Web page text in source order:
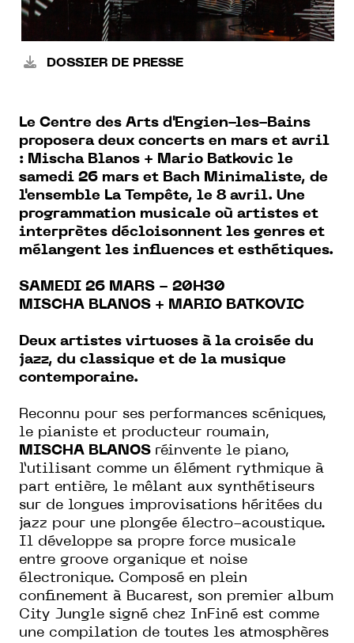
DOSSIER DE PRESSE
Le Centre des Arts d'Engien-les-Bains
proposera deux concerts en mars et avril
: Mischa Blanos + Mario Batkovic le
samedi 26 mars et Bach Minimaliste, de
l'ensemble La Tempête, le 8 avril. Une
programmation musicale où artistes et
interprètes décloisonnent les genres et
mélangent les influences et esthétiques.
SAMEDI 26 MARS - 20H30
MISCHA BLANOS + MARIO BATKOVIC
Deux artistes virtuoses à la croisée du
jazz, du classique et de la musique
contemporaine.
Reconnu pour ses performances scéniques,
le pianiste et producteur roumain,
MISCHA BLANOS réinvente le piano,
l’utilisant comme un élément rythmique à
part entière, le mêlant aux synthétiseurs
sur de longues improvisations héritées du
jazz pour une plongée électro-acoustique.
Il développe sa propre force musicale
entre groove organique et noise
électronique. Composé en plein
confinement à Bucarest, son premier album
City Jungle signé chez InFiné est comme
une compilation de toutes les atmosphères